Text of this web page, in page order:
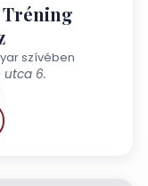
Tréning
szívében
utca 6.